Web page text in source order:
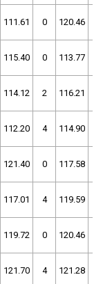
111.61 0 120.46
115.40 0 113.77
114.12 2 116.21
112.20 4 114.90
121.40 0 117.58
117.01 4 119.59
119.72 0 120.46
121.70 4 121.28